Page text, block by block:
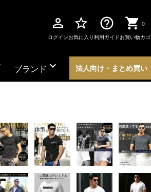
perm_identity
ログイン
star_border
お気に入り
help_outline
利用ガイド
0
お買い物カゴ
ブランド expand_more 法人向け・まとめ買い